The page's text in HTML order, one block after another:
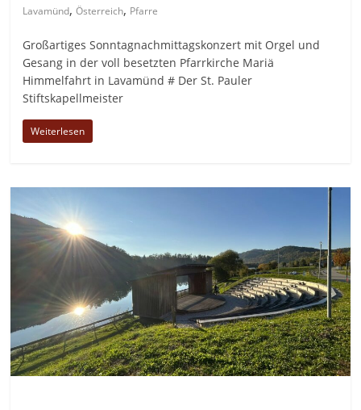
Lavamünd,Österreich, Pfarre
Großartiges Sonntagnachmittagskonzert mit Orgel und
Gesang in der voll besetzten Pfarrkirche Mariä
Himmelfahrt in Lavamünd # Der St. Pauler
Stiftskapellmeister
Weiterlesen